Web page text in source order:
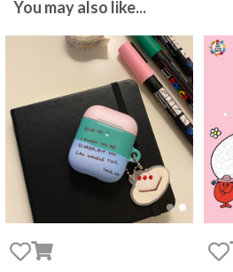
You may also like...